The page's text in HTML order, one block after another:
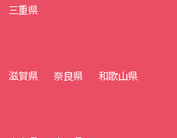
三重県
滋賀県 奈良県 和歌山県